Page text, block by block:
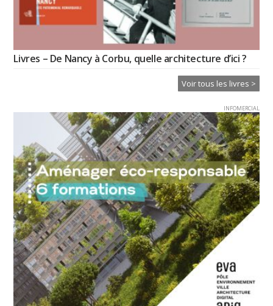
Livres – De Nancy à Corbu, quelle architecture d’ici ?
Voir tous les livres >
INFOMERCIAL